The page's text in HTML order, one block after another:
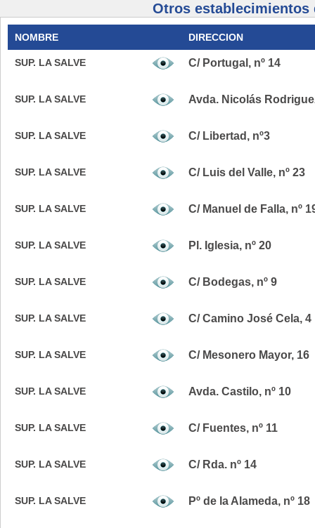
Otros establecimientos
NOMBRE DIRECCION
SUP. LA SALVE C/ Portugal, nº 14
SUP. LA SALVE Avda. Nicolás
SUP. LA SALVE C/ Libertad, nº3
SUP. LA SALVE C/ Luis del Valle, nº 23
SUP. LA SALVE C/ Manuel de Falla, nº
SUP. LA SALVE Pl. Iglesia, nº 20
SUP. LA SALVE C/ Bodegas, nº 9
SUP. LA SALVE C/ Camino José Cela, 4
SUP. LA SALVE C/ Mesonero Mayor, 16
SUP. LA SALVE Avda. Castilo, nº 10
SUP. LA SALVE C/ Fuentes, nº 11
SUP. LA SALVE C/ Rda. nº 14
SUP. LA SALVE Pº de la Alameda, nº 18